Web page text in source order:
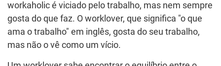
workaholic é viciado pelo trabalho, mas nem sempre
gosta do que faz. O worklover, que significa "o que
ama o trabalho" em inglês, gosta do seu trabalho,
mas não o vê como um vício.